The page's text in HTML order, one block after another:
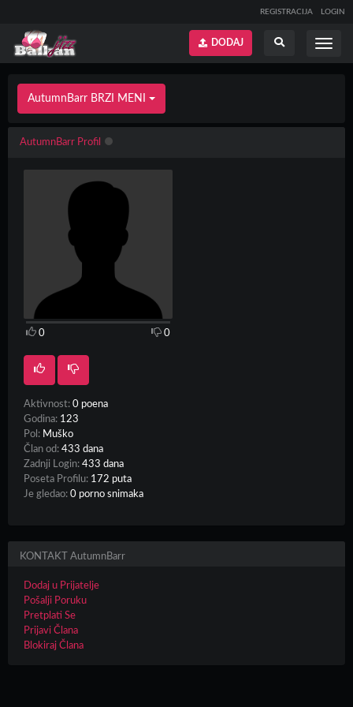
REGISTRACIJA LOGIN
Prikaži
DODAJ
AutumnBarr BRZI MENI
AutumnBarr Profil
0 0
Aktivnost: 0 poena
Godina: 123
Pol: Muško
Član od: 433 dana
Zadnji Login: 433 dana
Poseta Profilu: 172 puta
Je gledao: 0 porno snimaka
KONTAKT AutumnBarr
Dodaj u Prijatelje
Pošalji Poruku
Pretplati Se
Prijavi Člana
Blokiraj Člana